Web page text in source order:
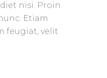
nisi. Proin
Etiam
feugiat, velit